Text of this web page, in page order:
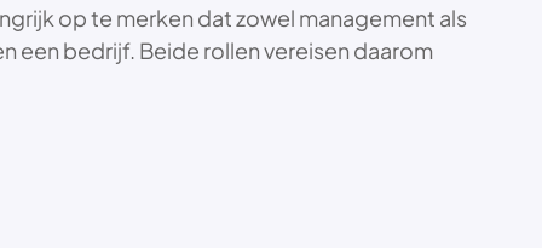
op te merken dat zowel management als
een bedrijf. Beide rollen vereisen daarom